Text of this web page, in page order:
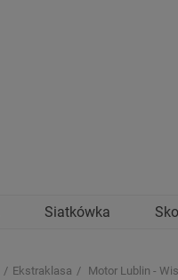
Siatkówka
Ekstraklasa Motor Lublin -